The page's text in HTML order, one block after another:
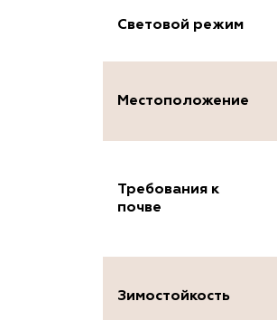
Световой режим
Местоположение
Требования к
почве
Зимостойкость